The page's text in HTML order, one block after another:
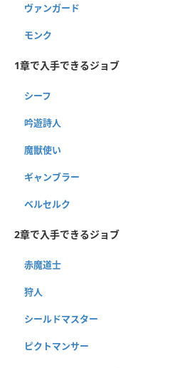
ヴァンガード
モンク
1章で入手できるジョブ
シーフ
吟遊詩人
魔獣使い
ギャンブラー
ベルセルク
2章で入手できるジョブ
赤魔道士
狩人
シールドマスター
ピクトマンサー